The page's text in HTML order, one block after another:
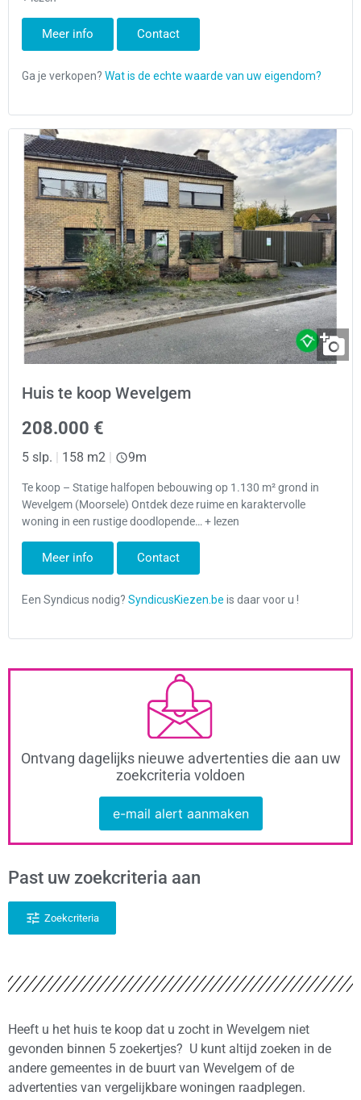
Meer info Contact
Huis te koop Wevelgem
208.000 €
5 slp. 158 m2 9m
Te koop – Statige halfopen bebouwing op 1.130 m² grond in
Wevelgem (Moorsele) Ontdek deze ruime en karaktervolle
woning in een rustige doodlopende… + lezen
Meer info Contact
Ontvang dagelijks nieuwe advertenties die aan uw
zoekcriteria voldoen
e-mail alert aanmaken
Past uw zoekcriteria aan
Zoekcriteria
Heeft u het huis te koop dat u zocht in Wevelgem niet
gevonden binnen 5 zoekertjes? U kunt altijd zoeken in de
andere gemeentes in de buurt van Wevelgem of de
advertenties van vergelijkbare woningen raadplegen.